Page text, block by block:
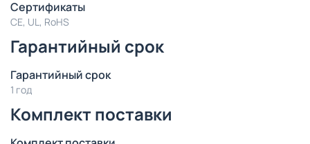
Сертификаты
CE, UL, RoHS
Гарантийный срок
Гарантийный срок
1 год
Комплект поставки